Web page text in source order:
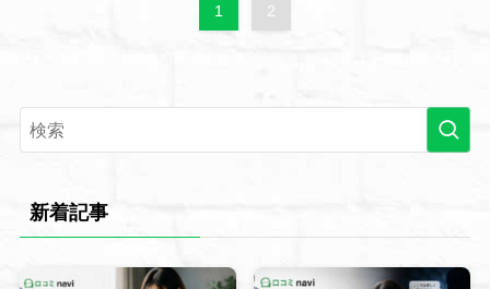
1 2
新着記事